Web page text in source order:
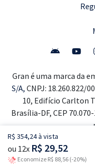
R$ 354,24 à vista
ou 12x R$ 29,52
Economize R$ 88,56 (-20%)
Gran é uma marca da
S/A, CNPJ: 18.260.822/
10, Edifício Carlton
Brasília-DF, CEP